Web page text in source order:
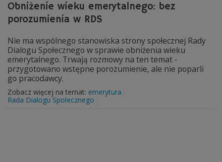
Obniżenie wieku emerytalnego: bez
porozumienia w RDS
Nie ma wspólnego stanowiska strony społecznej Rady
Dialogu Społecznego w sprawie obniżenia wieku
emerytalnego. Trwają rozmowy na ten temat -
przygotowano wstępne porozumienie, ale nie poparli
go pracodawcy.
Zobacz więcej na temat: emerytura
Rada Dialogu Społecznego